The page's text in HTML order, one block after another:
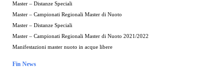
Master – Distanze Speciali
Master – Campionati Regionali Master di Nuoto
Master – Distanze Speciali
Master – Campionati Regionali Master di Nuoto 2021/2022
Manifestazioni master nuoto in acque libere
Fin News